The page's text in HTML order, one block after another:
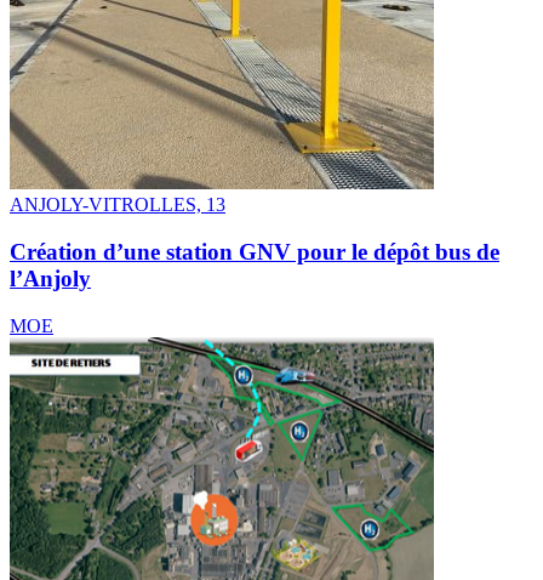
ANJOLY-VITROLLES, 13
Création d’une station GNV pour le dépôt bus de
l’Anjoly
MOE